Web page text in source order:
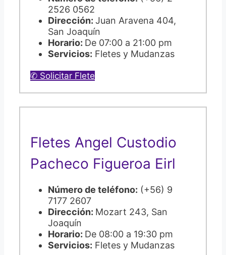
2526 0562
Dirección: Juan Aravena 404,
San Joaquín
Horario: De 07:00 a 21:00 pm
Servicios: Fletes y Mudanzas
✆ Solicitar Flete
Fletes Angel Custodio
Pacheco Figueroa Eirl
Número de teléfono: (+56) 9
7177 2607
Dirección: Mozart 243, San
Joaquín
Horario: De 08:00 a 19:30 pm
Servicios: Fletes y Mudanzas